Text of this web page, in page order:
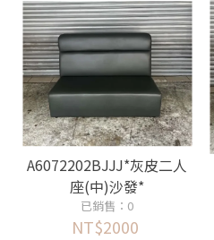
A6072202BJJJ*灰皮二人
座(中)沙發*
已銷售：0
NT$2000